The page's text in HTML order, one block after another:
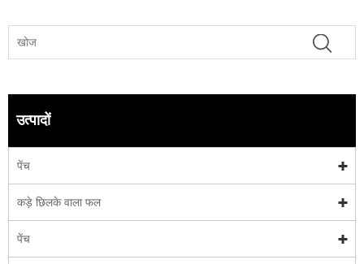
उत्पादों
पेंच
कड़े छिलके वाला फल
पेंच